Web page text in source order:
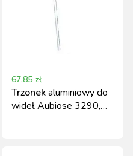
67.85 zł
Trzonekaluminiowy do
wideł Aubiose 3290,